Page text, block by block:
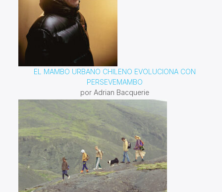
EL MAMBO URBANO CHILENO EVOLUCIONA CON
PERSEVEMAMBO
por Adrian Bacquerie